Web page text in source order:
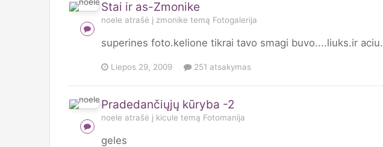
Stai ir as-Zmonike
noele atrašė į zmonike temą Fotogalerija
superines foto.kelione tikrai tavo smagi buvo....liuks.ir aciu.
Liepos 29, 2009 251 atsakymas
Pradedančiųjų kūryba -2
noele atrašė į kicule temą Fotomanija
geles